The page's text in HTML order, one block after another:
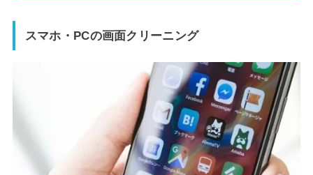
スマホ・PCの画面クリーニング